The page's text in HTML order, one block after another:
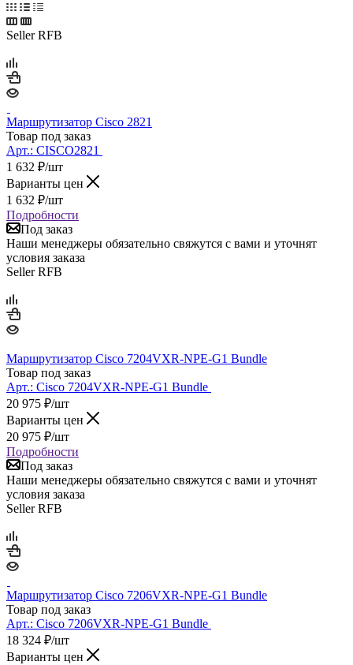
Seller RFB
Маршрутизатор Cisco 2821
Товар под заказ
Арт.: CISCO2821
1 632 ₽/шт
Варианты цен
1 632 ₽/шт
Подробности
Под заказ
Наши менеджеры обязательно свяжутся с вами и уточнят
условия заказа
Seller RFB
Маршрутизатор Cisco 7204VXR-NPE-G1 Bundle
Товар под заказ
Арт.: Cisco 7204VXR-NPE-G1 Bundle
20 975 ₽/шт
Варианты цен
20 975 ₽/шт
Подробности
Под заказ
Наши менеджеры обязательно свяжутся с вами и уточнят
условия заказа
Seller RFB
Маршрутизатор Cisco 7206VXR-NPE-G1 Bundle
Товар под заказ
Арт.: Cisco 7206VXR-NPE-G1 Bundle
18 324 ₽/шт
Варианты цен